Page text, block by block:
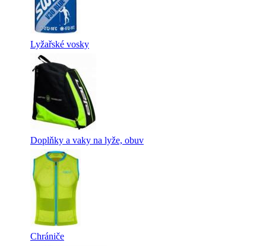
Lyžařské vosky
Doplňky a vaky na lyže, obuv
Chrániče